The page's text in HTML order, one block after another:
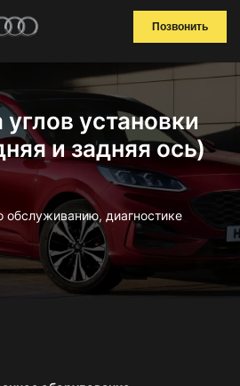
Позвонить
установки
и задняя ось)
обслуживанию, диагностике